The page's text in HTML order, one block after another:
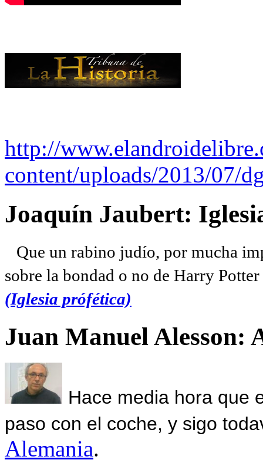
http://
content/uploads/2013/07/
Joaquín Jaubert:
Que un rabino judío, por mucha
sobre la bondad o no de Harry
(Iglesia prófética)
Juan Manuel Alesson:
Hace media hora que
paso con el coche, y sigo
Alemania.